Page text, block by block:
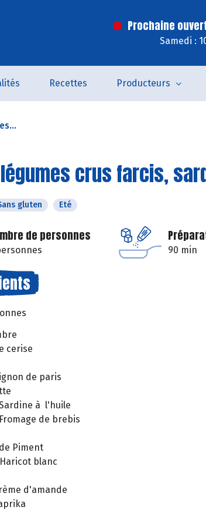
Prochaine
Samedi :
Recettes Producteurs
crus farcis,
gluten Eté
de personnes
90 min
cerise
de paris
à l'huile
de brebis
Piment
blanc
d'amande